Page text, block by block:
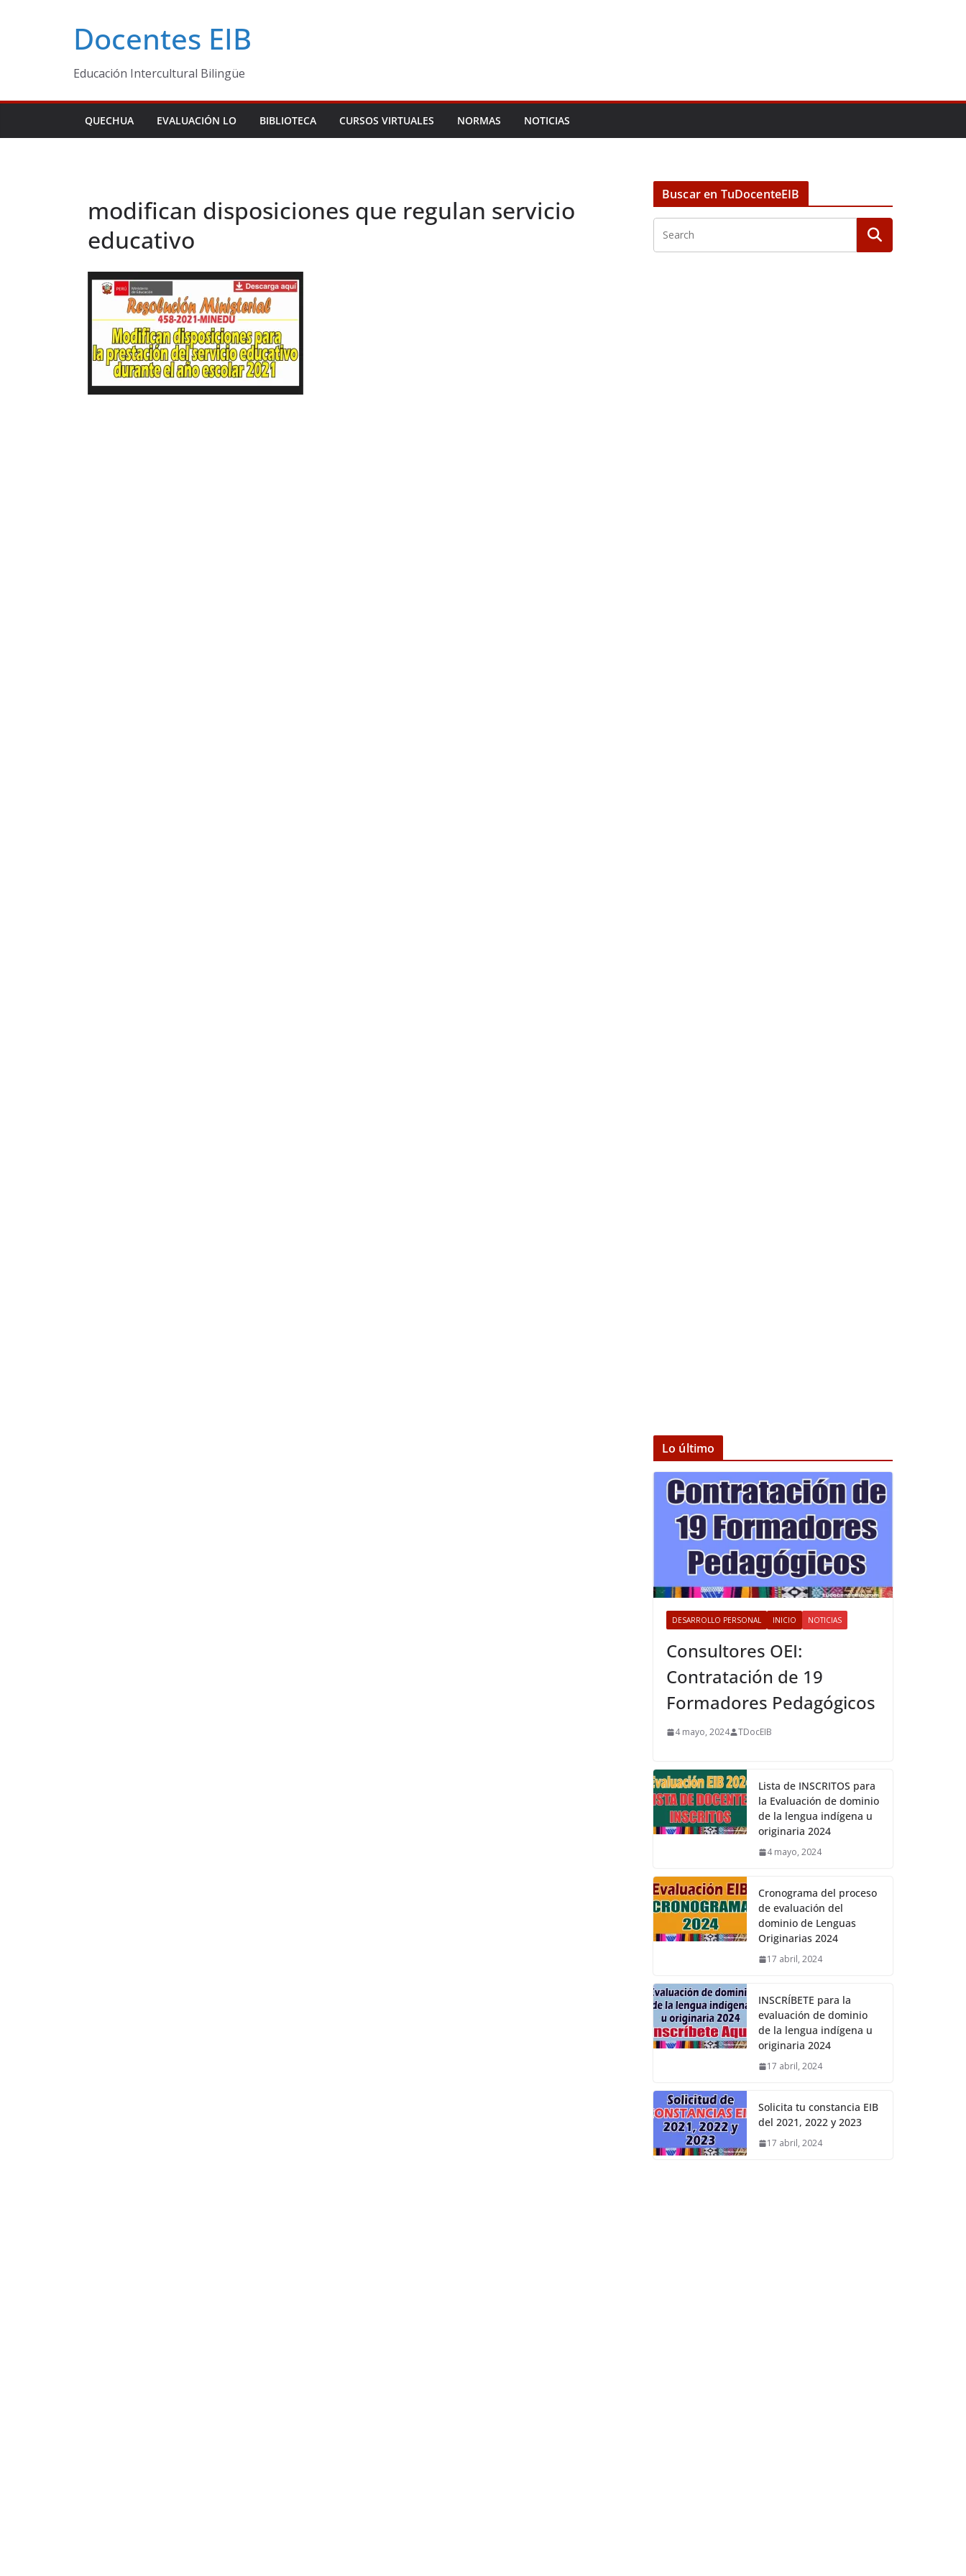
Docentes EIB
Educación Intercultural Bilingüe
QUECHUA EVALUACIÓN LO BIBLIOTECA CURSOS VIRTUALES NORMAS NOTICIAS
modifican disposiciones que regulan servicio
educativo
Buscar en TuDocenteEIB
Lo último
DESARROLLO PERSONAL INICIO NOTICIAS
Consultores OEI:
Contratación de 19
Formadores Pedagógicos
4 mayo, 2024 TDocEIB
Lista de INSCRITOS para
la Evaluación de dominio
de la lengua indígena u
originaria 2024
4 mayo, 2024
Cronograma del proceso
de evaluación del
dominio de Lenguas
Originarias 2024
17 abril, 2024
INSCRÍBETE para la
evaluación de dominio
de la lengua indígena u
originaria 2024
17 abril, 2024
Solicita tu constancia EIB
del 2021, 2022 y 2023
17 abril, 2024